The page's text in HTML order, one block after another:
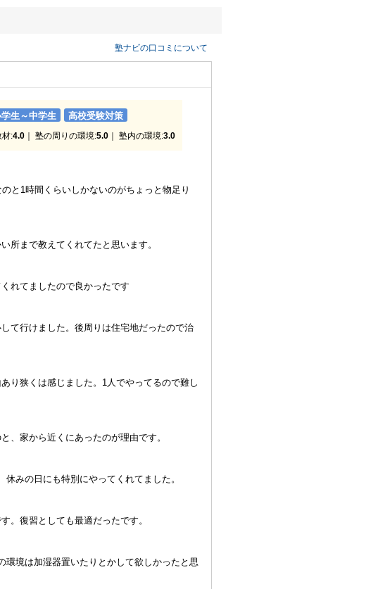
塾ナビの口コミについて
生～中学生 高校受験対策
材:4.0｜ 塾の周りの環境:5.0｜ 塾内の環境:3.0
と1時間くらいしかないのがちょっと物足り
所まで教えてくれてたと思います。
れてましたので良かったです
て行けました。後周りは住宅地だったので治
り狭くは感じました。1人でやってるので難し
、家から近くにあったのが理由です。
みの日にも特別にやってくれてました。
。復習としても最適だったです。
環境は加湿器置いたりとかして欲しかったと思